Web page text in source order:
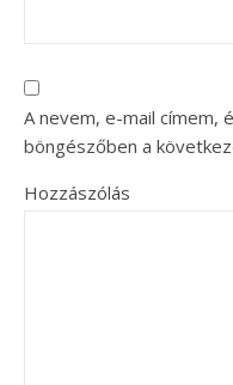
A nevem, e-mail címem,
böngészőben a
Hozzászólás